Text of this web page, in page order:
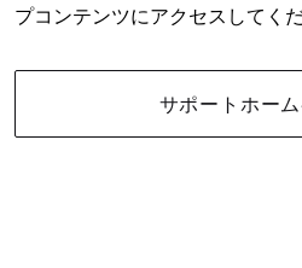
プコンテンツにアクセスしてくだ
サポートホー